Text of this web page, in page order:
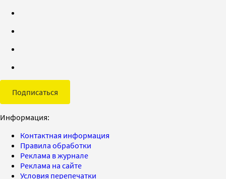
Подписаться
Информация:
Контактная информация
Правила обработки
Реклама в журнале
Реклама на сайте
Условия перепечатки